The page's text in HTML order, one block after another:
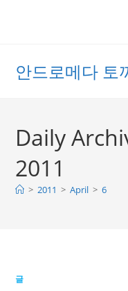
안드로메다 토
Daily
2011
> 2011 > April > 6
글